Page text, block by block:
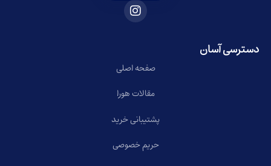
دسترسی آسان
صفحه اصلی
مقالات هورا
پشتیبانی خرید
حریم خصوصی